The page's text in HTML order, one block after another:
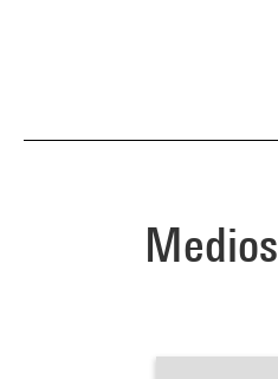
Medios